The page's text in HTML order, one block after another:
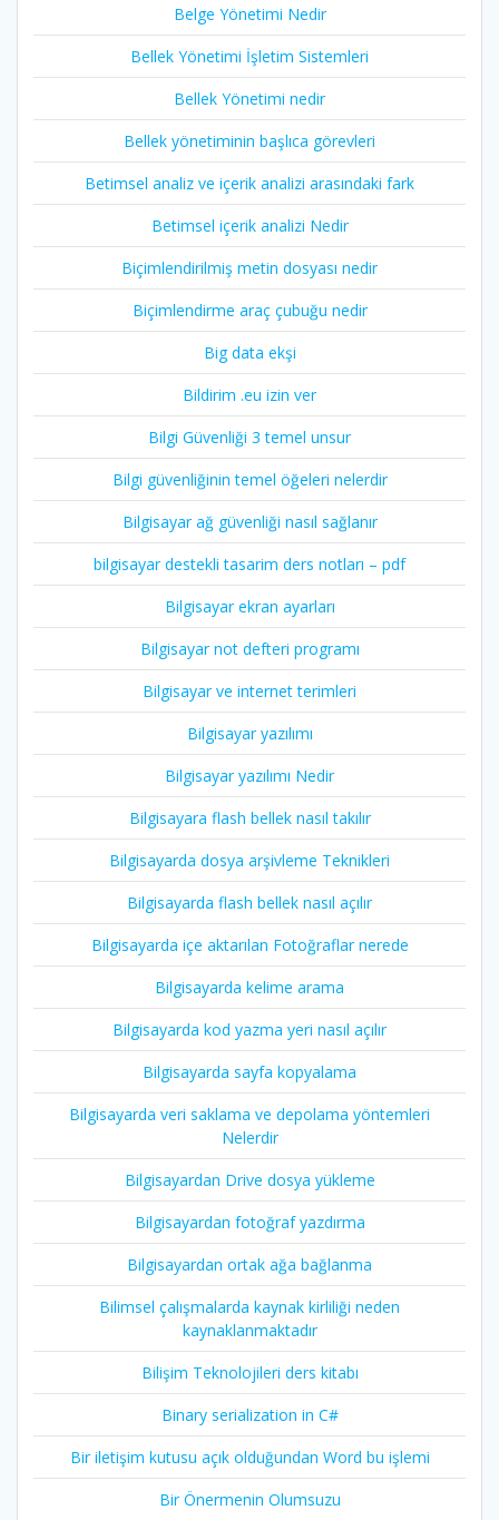
Belge Yönetimi Nedir
Bellek Yönetimi İşletim Sistemleri
Bellek Yönetimi nedir
Bellek yönetiminin başlıca görevleri
Betimsel analiz ve içerik analizi arasındaki fark
Betimsel içerik analizi Nedir
Biçimlendirilmiş metin dosyası nedir
Biçimlendirme araç çubuğu nedir
Big data ekşi
Bildirim .eu izin ver
Bilgi Güvenliği 3 temel unsur
Bilgi güvenliğinin temel öğeleri nelerdir
Bilgisayar ağ güvenliği nasıl sağlanır
bilgisayar destekli tasarim ders notları – pdf
Bilgisayar ekran ayarları
Bilgisayar not defteri programı
Bilgisayar ve internet terimleri
Bilgisayar yazılımı
Bilgisayar yazılımı Nedir
Bilgisayara flash bellek nasıl takılır
Bilgisayarda dosya arşivleme Teknikleri
Bilgisayarda flash bellek nasıl açılır
Bilgisayarda içe aktarılan Fotoğraflar nerede
Bilgisayarda kelime arama
Bilgisayarda kod yazma yeri nasıl açılır
Bilgisayarda sayfa kopyalama
Bilgisayarda veri saklama ve depolama yöntemleri
Nelerdir
Bilgisayardan Drive dosya yükleme
Bilgisayardan fotoğraf yazdırma
Bilgisayardan ortak ağa bağlanma
Bilimsel çalışmalarda kaynak kirliliği neden
kaynaklanmaktadır
Bilişim Teknolojileri ders kitabı
Binary serialization in C#
Bir iletişim kutusu açık olduğundan Word bu işlemi
Bir Önermenin Olumsuzu